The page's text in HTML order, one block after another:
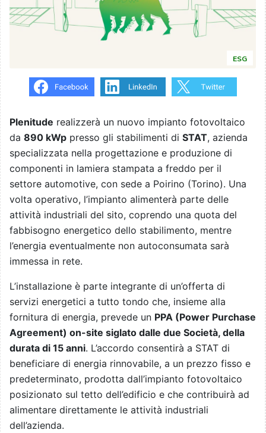
ESG
Plenitude realizzerà un nuovo impianto fotovoltaico
da 890 kWp presso gli stabilimenti di STAT, azienda
specializzata nella progettazione e produzione di
componenti in lamiera stampata a freddo per il
settore automotive, con sede a Poirino (Torino). Una
volta operativo, l’impianto alimenterà parte delle
attività industriali del sito, coprendo una quota del
fabbisogno energetico dello stabilimento, mentre
l’energia eventualmente non autoconsumata sarà
immessa in rete.
L’installazione è parte integrante di un’offerta di
servizi energetici a tutto tondo che, insieme alla
fornitura di energia, prevede un PPA (Power Purchase
Agreement) on-site siglato dalle due Società, della
durata di 15 anni. L’accordo consentirà a STAT di
beneficiare di energia rinnovabile, a un prezzo fisso e
predeterminato, prodotta dall’impianto fotovoltaico
posizionato sul tetto dell’edificio e che contribuirà ad
alimentare direttamente le attività industriali
dell’azienda.